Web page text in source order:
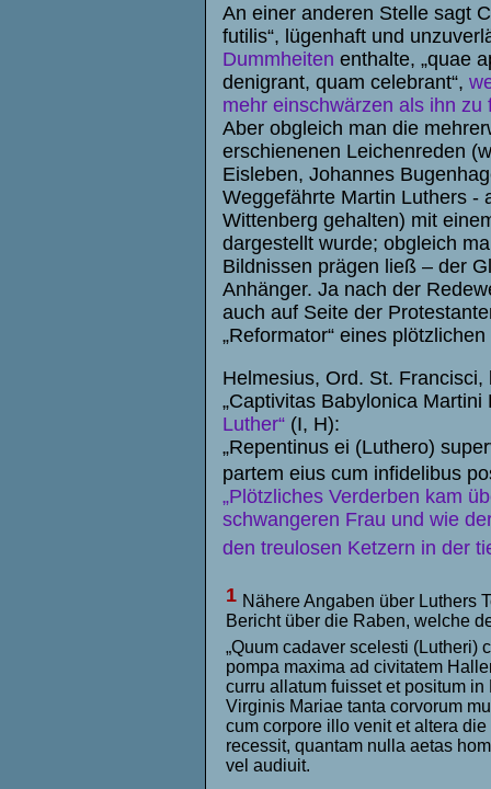
An einer anderen Stelle sagt
futilis“, lügenhaft und
Dummheiten enthalte, „quae
denigrant, quam celebrant“,
mehr einschwärzen als ihn zu
Aber obgleich man die
erschienenen Leichenreden
Eisleben, Johannes
Weggefährte Martin Luthers -
Wittenberg gehalten) mit
dargestellt wurde; obgleich
Bildnissen prägen ließ – der
Anhänger. Ja nach der
auch auf Seite der
„Reformator“ eines
Helmesius, Ord. St.
„Captivitas Babylonica Martini
Luther“ (I, H):
„Repentinus ei (Luthero)
partem eius cum infidelibus
„Plötzliches Verderben kam
schwangeren Frau und wie
den treulosen Ketzern in der
1 Nähere Angaben über Luthers
Bericht über die Raben, welche
„Quum cadaver scelesti (Lutheri)
pompa maxima ad civitatem
curru allatum fuisset et positum in
Virginis Mariae tanta corvorum
cum corpore illo venit et altera die
recessit, quantam nulla aetas
vel audiuit.